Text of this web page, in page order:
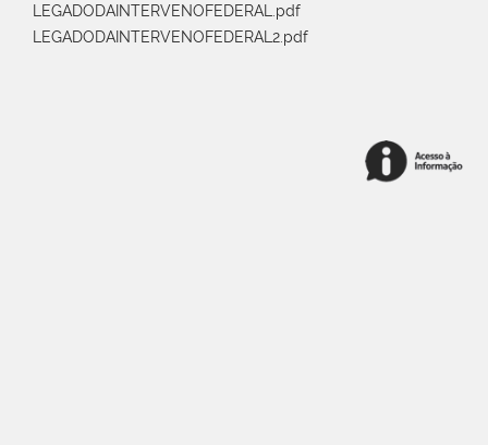
LEGADODAINTERVENOFEDERAL.pdf
LEGADODAINTERVENOFEDERAL2.pdf